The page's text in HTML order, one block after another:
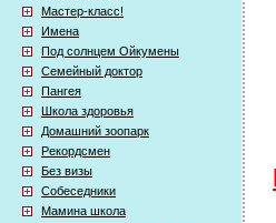
Мастер-класс!
Имена
Под солнцем Ойкумены
Семейный доктор
Пангея
Школа здоровья
Домашний зоопарк
Рекордсмен
Без визы
Собеседники
Мамина школа